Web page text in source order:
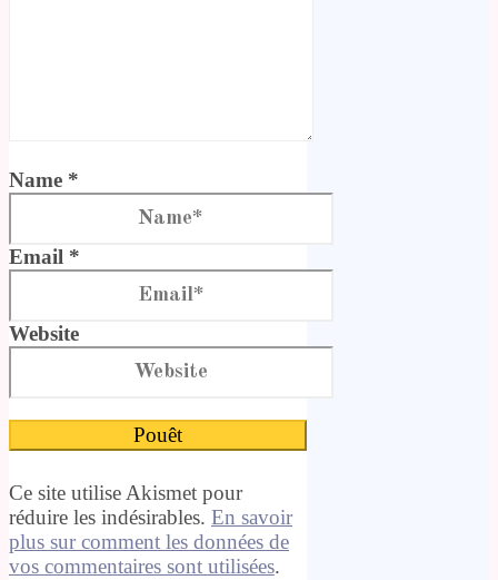
Name *
Email *
Website
Ce site utilise Akismet pour
réduire les indésirables. En savoir
plus sur comment les données de
vos commentaires sont utilisées.